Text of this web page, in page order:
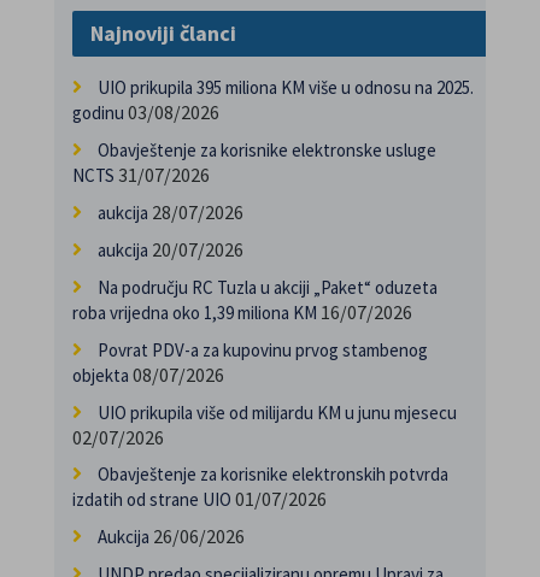
Najnoviji članci
UIO prikupila 395 miliona KM više u odnosu na 2025.
godinu 03/08/2026
Obavještenje za korisnike elektronske usluge
NCTS 31/07/2026
aukcija 28/07/2026
aukcija 20/07/2026
Na području RC Tuzla u akciji „Paket“ oduzeta
roba vrijedna oko 1,39 miliona KM 16/07/2026
Povrat PDV-a za kupovinu prvog stambenog
objekta 08/07/2026
UIO prikupila više od milijardu KM u junu mjesecu
02/07/2026
Obavještenje za korisnike elektronskih potvrda
izdatih od strane UIO 01/07/2026
Aukcija 26/06/2026